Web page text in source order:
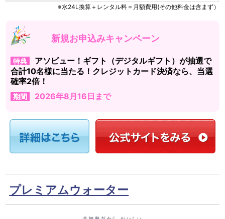
※水24L換算＋レンタル料＝月額費用(その他料金は含まず）
新規お申込みキャンペーン
特典
アソビュー！ギフト（デジタルギフト）が抽選で
合計10名様に当たる！クレジットカード決済なら、当選
確率2倍！
期間 2026年8月16日まで
プレミアムウォーター